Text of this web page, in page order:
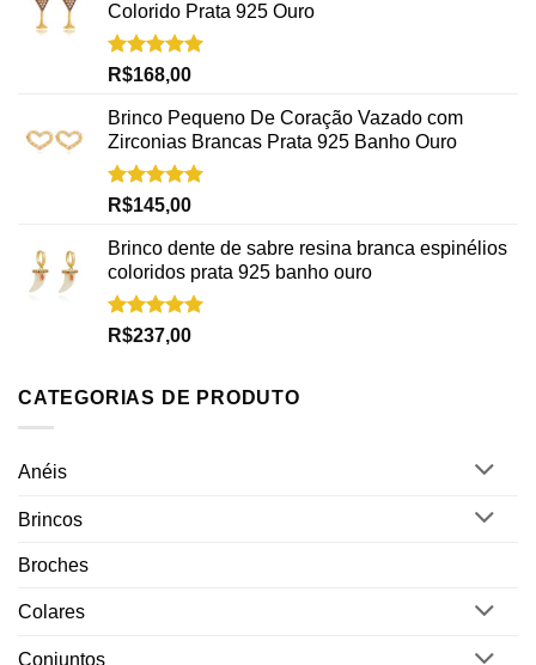
Colorido Prata 925 Ouro
Avaliação
R$168,00
Brinco Pequeno De Coração Vazado com
Zirconias Brancas Prata 925 Banho Ouro
Avaliação
R$145,00
Brinco dente de sabre resina branca espinélios
coloridos prata 925 banho ouro
Avaliação
R$237,00
CATEGORIAS DE PRODUTO
Anéis
Brincos
Broches
Colares
Conjuntos